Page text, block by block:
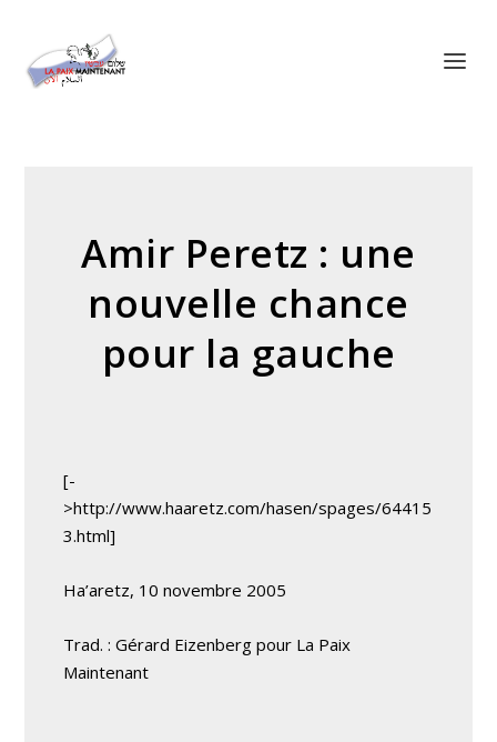
Amir Peretz : une
nouvelle chance
pour la gauche
[-
>http://www.haaretz.com/hasen/spages/64415
3.html]
Ha’aretz, 10 novembre 2005
Trad. : Gérard Eizenberg pour La Paix
Maintenant